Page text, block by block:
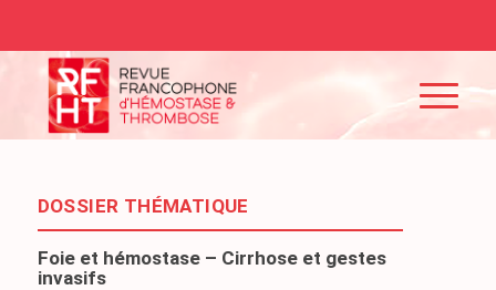
DOSSIER THÉMATIQUE
Foie et hémostase – Cirrhose et gestes
invasifs